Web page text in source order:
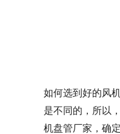
如何选到好的风
是不同的，所以
机盘管厂家，确